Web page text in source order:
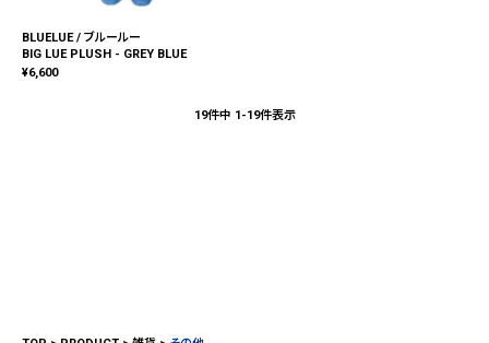
BLUELUE / ブルールー
BIG LUE PLUSH - GREY BLUE
¥6,600
19件中 1-19件表示